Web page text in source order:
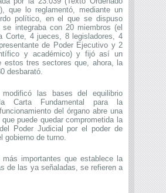
que lo reglamentó, mediante un
político, en el que se dispuso
integraba con 20 miembros (el
Corte, 4 jueces, 8 legisladores, 4
de Poder Ejecutivo y 2
y académico) y fijó así un
estos tres sectores que, ahora, la
desbarató.
modificó las bases del equilibrio
Carta Fundamental para la
del órgano abre una
puede quedar comprometida la
Poder Judicial por el poder de
gobierno de turno.
más importantes que establece la
de las ya señaladas, se refieren a